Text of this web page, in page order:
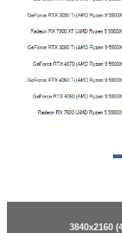
3840x2160